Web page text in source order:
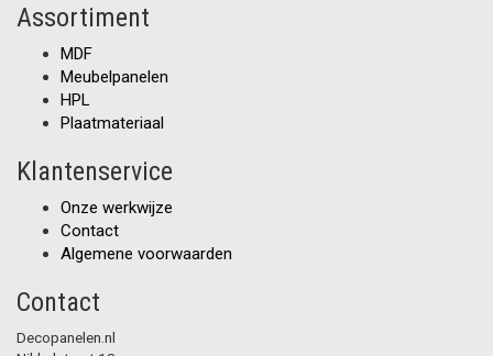
Assortiment
MDF
Meubelpanelen
HPL
Plaatmateriaal
Klantenservice
Onze werkwijze
Contact
Algemene voorwaarden
Contact
Decopanelen.nl